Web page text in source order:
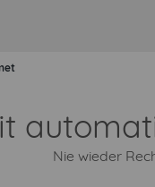
Nie wieder